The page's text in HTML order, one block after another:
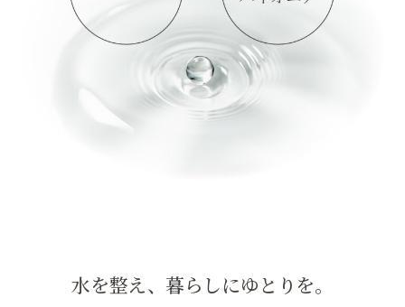
水を整え、暮らしにゆとりを。